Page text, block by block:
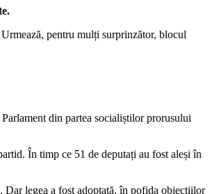
pentru mulți surprinzător, blocul
din partea socialiștilor prorusului
În timp ce 51 de deputați au fost aleși în
Dar legea a fost adoptată, în pofida obiecțiilor